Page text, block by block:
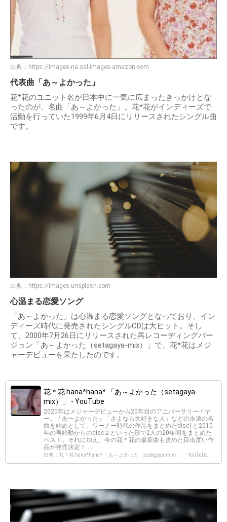
出典： https://images-na.ssl-images-amazon.com
代表曲「あ～よかった」
花*花のユニット名が日本中に一気に広まったきっかけとな
ったのが、名曲「あ～よかった」。花*花がインディーズで
活動を行っていた1999年6月4日にリリースされたシングル曲
です。
出典： https://images.unsplash.com
心温まる恋愛ソング
「あ～よかった」は心温まる恋愛ソングとなっており、イン
ディーズ時代に発売されたシングルCDは大ヒット。そし
て、2000年7月26日にリリースされた再レコーディングバー
ジョン「あ～よかった（setagaya-mix）」で、花*花はメジ
ャーデビューを果たしたのです。
花＊花 hana*hana* 「あ～よかった（setagaya-
mix）」 - YouTube
2020年はメジャーデビューから20年目のアニバーサリーイヤ
ー。「あ〜よかった」「さよなら大好きな人」などの永遠の名
曲を始めとして、ワーナー時代の作品をまとめたdisc1と2010
年の再始動からのdisc２といった形で2人の20年間をまとめた
ベスト。それに加え、今の花＊花の最新曲も含めた目出度い作
品が発売決定！ ...
出典：花＊花 hana*hana* 「あ～よかった（setagaya-mix）」 - YouTube